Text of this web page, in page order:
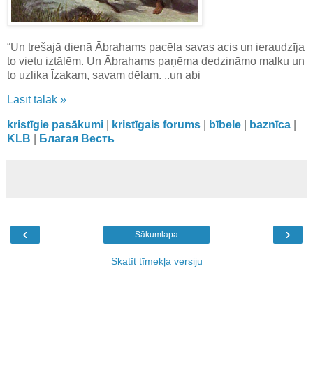
“Un trešajā dienā Ābrahams pacēla savas acis un ieraudzīja
to vietu iztālēm. Un Ābrahams paņēma dedzināmo malku un
to uzlika Īzakam, savam dēlam. ..un abi
Lasīt tālāk »
kristīgie pasākumi kristīgais forums bībele baznīca
KLB
Благая Весть
‹ ›
Sākumlapa
Skatīt tīmekļa versiju